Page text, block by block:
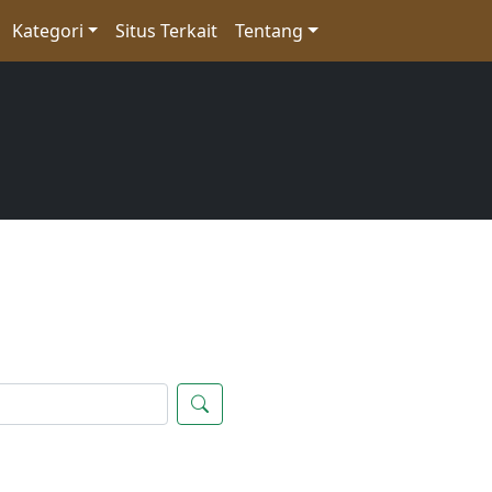
Kategori Situs Terkait Tentang